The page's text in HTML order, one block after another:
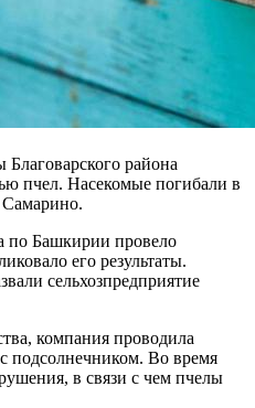
Благоварского района
пчел. Насекомые погибали в
Самарино.
по Башкирии провело
его результаты.
сельхозпредприятие
компания проводила
подсолнечником. Во время
в связи с чем пчелы